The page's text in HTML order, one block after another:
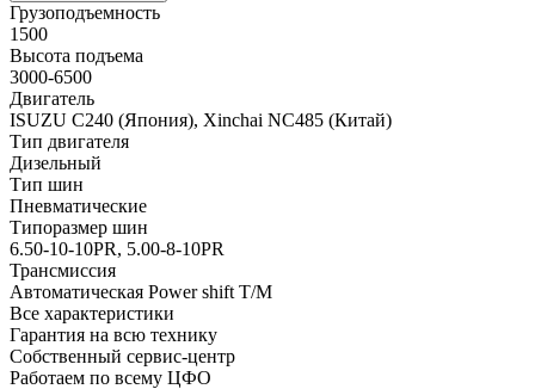
Грузоподъемность
1500
Высота подъема
3000-6500
Двигатель
ISUZU C240 (Япония), Xinchai NC485 (Китай)
Тип двигателя
Дизельный
Тип шин
Пневматические
Типоразмер шин
6.50-10-10PR, 5.00-8-10PR
Трансмиссия
Автоматическая Power shift Т/М
Все характеристики
Гарантия на всю технику
Собственный сервис-центр
Работаем по всему ЦФО